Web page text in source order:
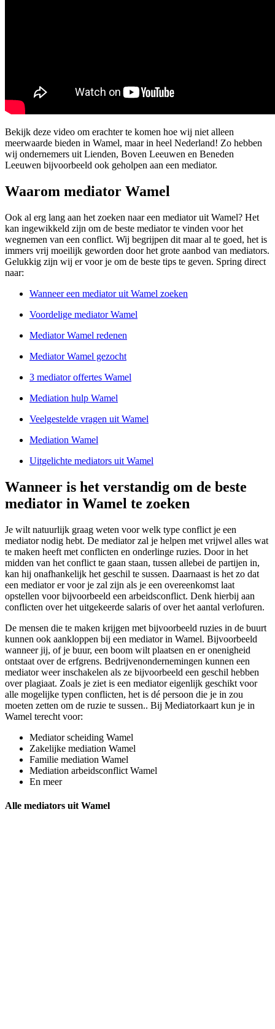
Bekijk deze video om erachter te komen hoe wij niet alleen
meerwaarde bieden in Wamel, maar in heel Nederland! Zo hebben
wij ondernemers uit Lienden, Boven Leeuwen en Beneden
Leeuwen bijvoorbeeld ook geholpen aan een mediator.
Waarom mediator Wamel
Ook al erg lang aan het zoeken naar een mediator uit Wamel? Het
kan ingewikkeld zijn om de beste mediator te vinden voor het
wegnemen van een conflict. Wij begrijpen dit maar al te goed, het is
immers vrij moeilijk geworden door het grote aanbod van mediators.
Gelukkig zijn wij er voor je om de beste tips te geven. Spring direct
naar:
Wanneer een mediator uit Wamel zoeken
Voordelige mediator Wamel
Mediator Wamel redenen
Mediator Wamel gezocht
3 mediator offertes Wamel
Mediation hulp Wamel
Veelgestelde vragen uit Wamel
Mediation Wamel
Uitgelichte mediators uit Wamel
Wanneer is het verstandig om de beste
mediator in Wamel te zoeken
Je wilt natuurlijk graag weten voor welk type conflict je een
mediator nodig hebt. De mediator zal je helpen met vrijwel alles wat
te maken heeft met conflicten en onderlinge ruzies. Door in het
midden van het conflict te gaan staan, tussen allebei de partijen in,
kan hij onafhankelijk het geschil te sussen. Daarnaast is het zo dat
een mediator er voor je zal zijn als je een overeenkomst laat
opstellen voor bijvoorbeeld een arbeidsconflict. Denk hierbij aan
conflicten over het uitgekeerde salaris of over het aantal verlofuren.
De mensen die te maken krijgen met bijvoorbeeld ruzies in de buurt
kunnen ook aankloppen bij een mediator in Wamel. Bijvoorbeeld
wanneer jij, of je buur, een boom wilt plaatsen en er onenigheid
ontstaat over de erfgrens. Bedrijvenondernemingen kunnen een
mediator weer inschakelen als ze bijvoorbeeld een geschil hebben
over plagiaat. Zoals je ziet is een mediator eigenlijk geschikt voor
alle mogelijke typen conflicten, het is dé persoon die je in zou
moeten zetten om de ruzie te sussen.. Bij Mediatorkaart kun je in
Wamel terecht voor:
Mediator scheiding Wamel
Zakelijke mediation Wamel
Familie mediation Wamel
Mediation arbeidsconflict Wamel
En meer
Alle mediators uit Wamel